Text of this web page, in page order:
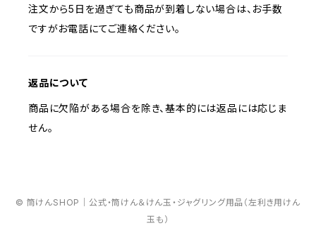
注文から5日を過ぎても商品が到着しない場合は、お手数
ですがお電話にてご連絡ください。
返品について
商品に欠陥がある場合を除き、基本的には返品には応じま
せん。
© 筒けんSHOP｜公式・筒けん＆けん玉・ジャグリング用品（左利き用けん
玉も）